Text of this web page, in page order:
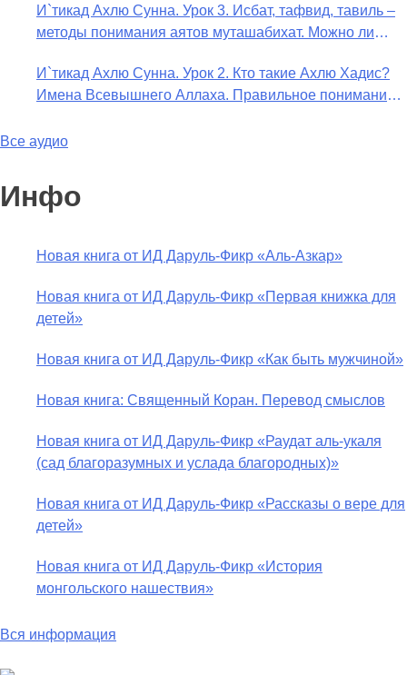
не пришло в Коране и Сунне? Концепция ибн
Таймийи
И`тикад Ахлю Сунна. Урок 3. Исбат, тафвид, тавиль –
методы понимания аятов муташабихат. Можно ли
Что означает утверждение сифата «биля кейфа» (без
образа)?
И`тикад Ахлю Сунна. Урок 2. Кто такие Ахлю Хадис?
Имена Всевышнего Аллаха. Правильное понимание
Все аудио
Инфо
Новая книга от ИД Даруль-Фикр «Аль-Азкар»
Новая книга от ИД Даруль-Фикр «Первая книжка для
детей»
Новая книга от ИД Даруль-Фикр «Как быть мужчиной»
Новая книга: Священный Коран. Перевод смыслов
Новая книга от ИД Даруль-Фикр «Раудат аль-укаля
(cад благоразумных и услада благородных)»
Новая книга от ИД Даруль-Фикр «Рассказы о вере для
детей»
Новая книга от ИД Даруль-Фикр «История
монгольского нашествия»
Вся информация